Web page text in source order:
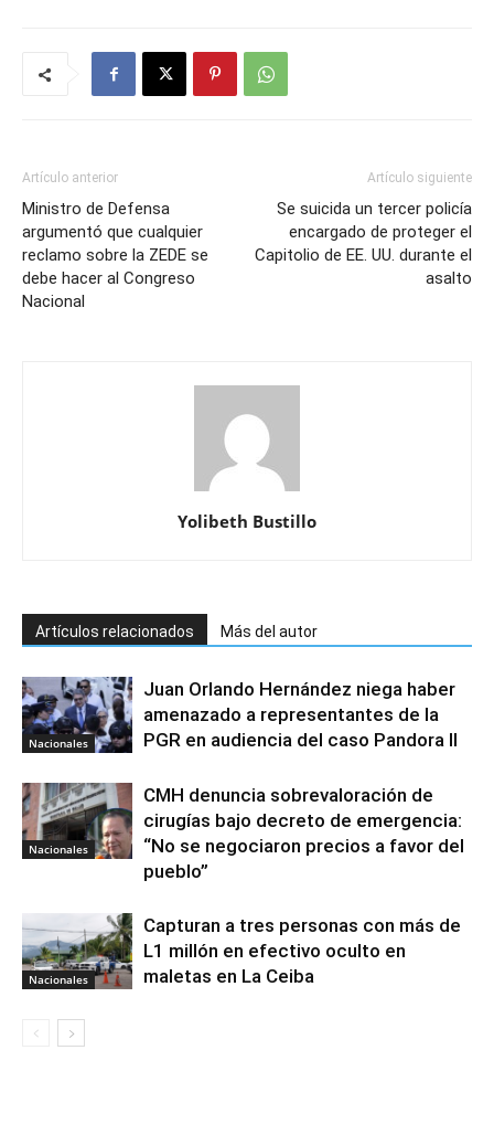
Artículo anterior
Ministro de Defensa
argumentó que cualquier
reclamo sobre la ZEDE se
debe hacer al Congreso
Nacional
Artículo siguiente
Se suicida un tercer policía
encargado de proteger el
Capitolio de EE. UU. durante el
asalto
Yolibeth Bustillo
Artículos relacionados Más del autor
Nacionales
Juan Orlando Hernández niega haber
amenazado a representantes de la
PGR en audiencia del caso Pandora II
Nacionales
CMH denuncia sobrevaloración de
cirugías bajo decreto de emergencia:
“No se negociaron precios a favor del
pueblo”
Nacionales
Capturan a tres personas con más de
L1 millón en efectivo oculto en
maletas en La Ceiba